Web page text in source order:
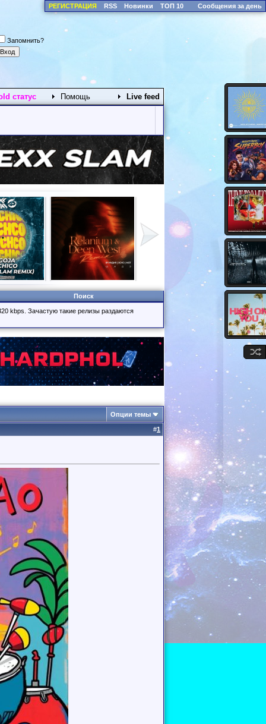
РЕГИСТРАЦИЯ RSS Новинки ТОП 10 Сообщения за день
Запомнить?
статус Помощь Live feed
Поиск
kbps. Зачастую такие релизы раздаются
Опции темы
#1